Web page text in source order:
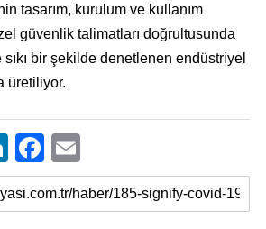
tasarım, kurulum ve kullanım
güvenlik talimatları doğrultusunda
bir şekilde denetlenen endüstriyel
üretiliyor.
Li
n
k
F
a
c
m
ail